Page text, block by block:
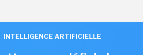
INTELLIGENCE ARTIFICIELLE